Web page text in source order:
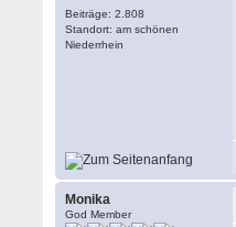
Beiträge: 2.808
Standort: am schönen
Niederrhein
Monika
God Member